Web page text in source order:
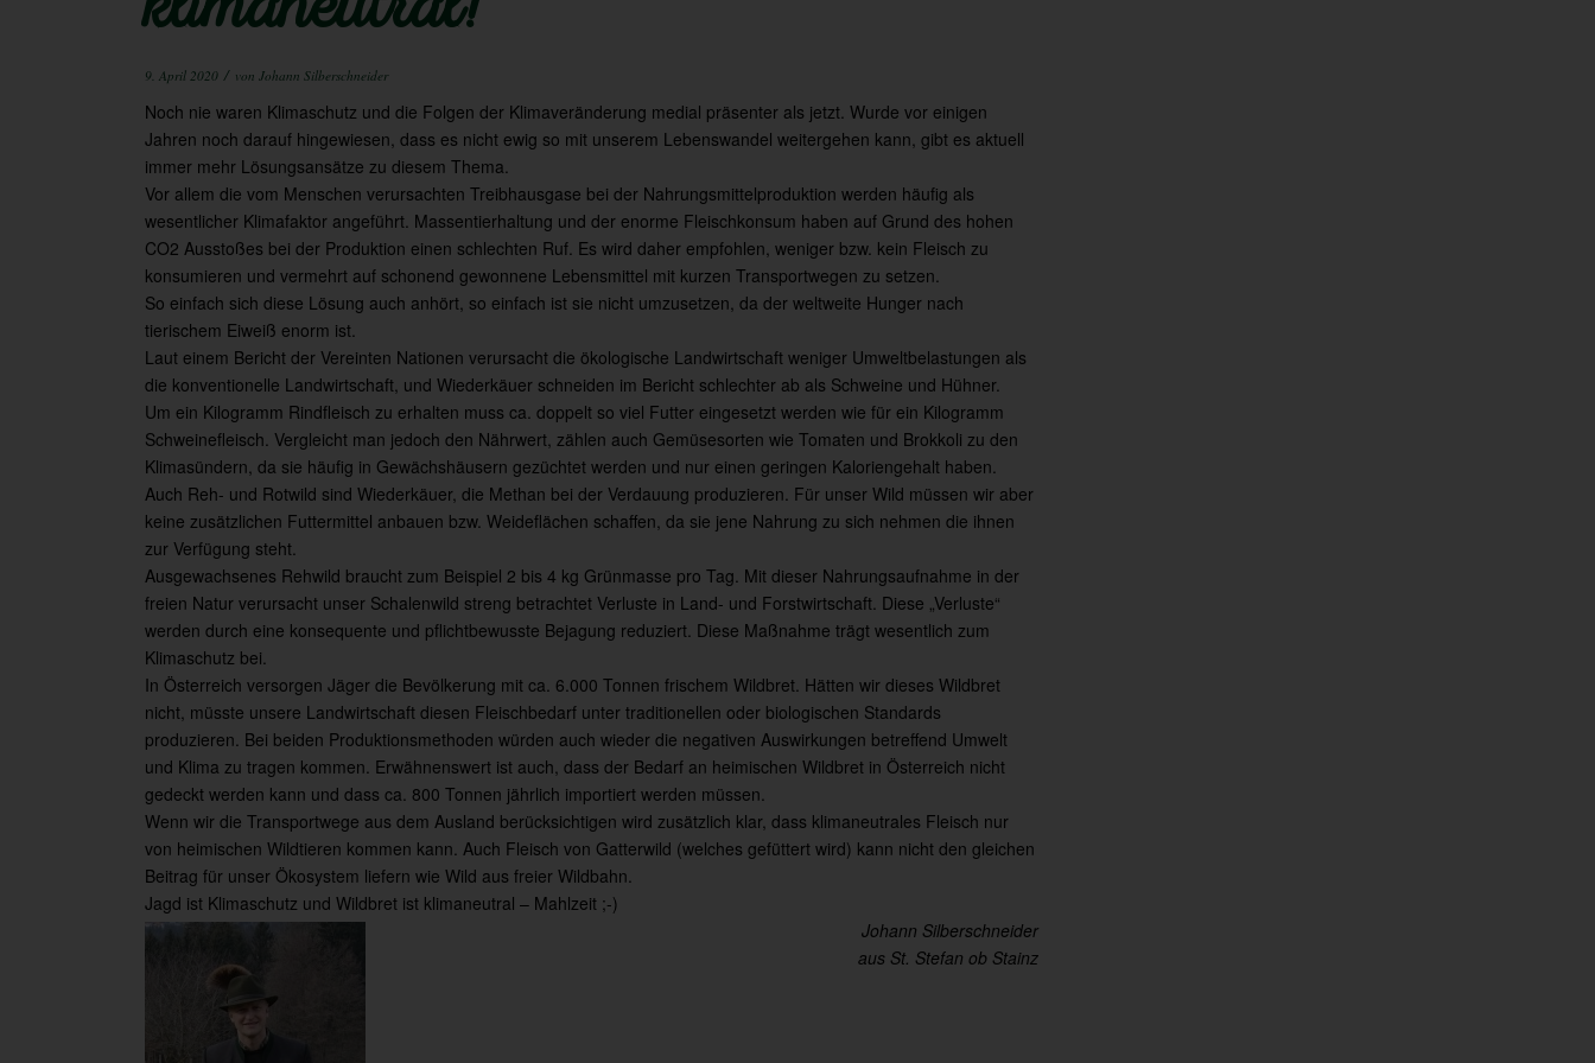
9. April 2020 / von Johann Silberschneider
Noch nie waren Klimaschutz und die Folgen der Klimaveränderung medial präsenter als jetzt. Wurde vor einigen
Jahren noch darauf hingewiesen, dass es nicht ewig so mit unserem Lebenswandel weitergehen kann, gibt es aktuell
immer mehr Lösungsansätze zu diesem Thema.
Vor allem die vom Menschen verursachten Treibhausgase bei der Nahrungsmittelproduktion werden häufig als
wesentlicher Klimafaktor angeführt. Massentierhaltung und der enorme Fleischkonsum haben auf Grund des hohen
CO2 Ausstoßes bei der Produktion einen schlechten Ruf. Es wird daher empfohlen, weniger bzw. kein Fleisch zu
konsumieren und vermehrt auf schonend gewonnene Lebensmittel mit kurzen Transportwegen zu setzen.
So einfach sich diese Lösung auch anhört, so einfach ist sie nicht umzusetzen, da der weltweite Hunger nach
tierischem Eiweiß enorm ist.
Laut einem Bericht der Vereinten Nationen verursacht die ökologische Landwirtschaft weniger Umweltbelastungen als
die konventionelle Landwirtschaft, und Wiederkäuer schneiden im Bericht schlechter ab als Schweine und Hühner.
Um ein Kilogramm Rindfleisch zu erhalten muss ca. doppelt so viel Futter eingesetzt werden wie für ein Kilogramm
Schweinefleisch. Vergleicht man jedoch den Nährwert, zählen auch Gemüsesorten wie Tomaten und Brokkoli zu den
Klimasündern, da sie häufig in Gewächshäusern gezüchtet werden und nur einen geringen Kaloriengehalt haben.
Auch Reh- und Rotwild sind Wiederkäuer, die Methan bei der Verdauung produzieren. Für unser Wild müssen wir aber
keine zusätzlichen Futtermittel anbauen bzw. Weideflächen schaffen, da sie jene Nahrung zu sich nehmen die ihnen
zur Verfügung steht.
Ausgewachsenes Rehwild braucht zum Beispiel 2 bis 4 kg Grünmasse pro Tag. Mit dieser Nahrungsaufnahme in der
freien Natur verursacht unser Schalenwild streng betrachtet Verluste in Land- und Forstwirtschaft. Diese „Verluste“
werden durch eine konsequente und pflichtbewusste Bejagung reduziert. Diese Maßnahme trägt wesentlich zum
Klimaschutz bei.
In Österreich versorgen Jäger die Bevölkerung mit ca. 6.000 Tonnen frischem Wildbret. Hätten wir dieses Wildbret
nicht, müsste unsere Landwirtschaft diesen Fleischbedarf unter traditionellen oder biologischen Standards
produzieren. Bei beiden Produktionsmethoden würden auch wieder die negativen Auswirkungen betreffend Umwelt
und Klima zu tragen kommen. Erwähnenswert ist auch, dass der Bedarf an heimischen Wildbret in Österreich nicht
gedeckt werden kann und dass ca. 800 Tonnen jährlich importiert werden müssen.
Wenn wir die Transportwege aus dem Ausland berücksichtigen wird zusätzlich klar, dass klimaneutrales Fleisch nur
von heimischen Wildtieren kommen kann. Auch Fleisch von Gatterwild (welches gefüttert wird) kann nicht den gleichen
Beitrag für unser Ökosystem liefern wie Wild aus freier Wildbahn.
Jagd ist Klimaschutz und Wildbret ist klimaneutral – Mahlzeit ;-)
Johann Silberschneider
aus St. Stefan ob Stainz